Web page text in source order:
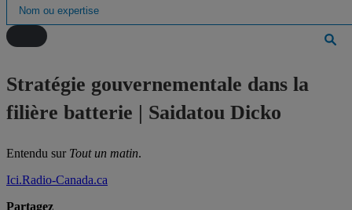
Stratégie gouvernementale dans la
filière batterie | Saidatou Dicko
Entendu sur Tout un matin.
Ici.Radio-Canada.ca
Partagez